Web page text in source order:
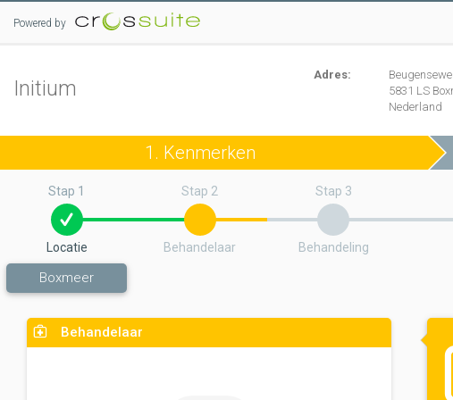
Powered by
Initium
Adres:
5831 LS
Nederland
1. Kenmerken
Stap 1
Locatie
Boxmeer
Stap 2
Behandelaar
Stap 3
Behandeling
Behandelaar